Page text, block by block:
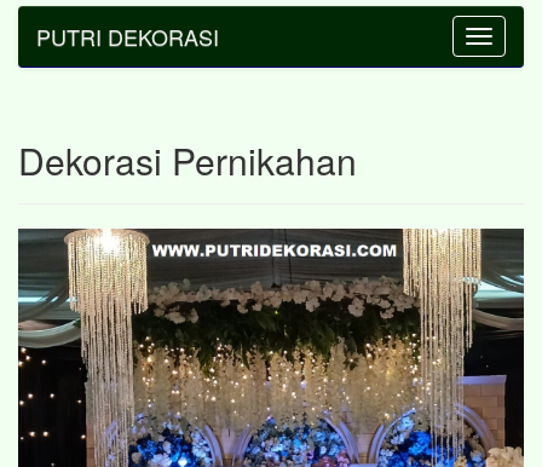
Toggle
PUTRI DEKORASI
Dekorasi Pernikahan